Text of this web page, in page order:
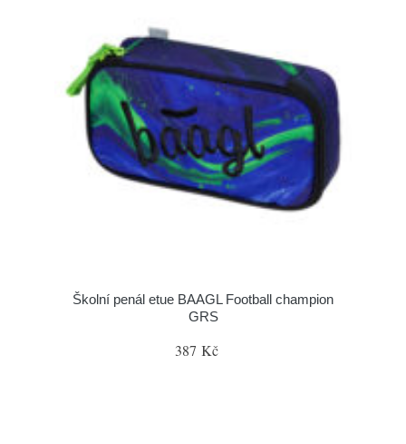
Školní penál etue BAAGL Football champion
GRS
387 Kč